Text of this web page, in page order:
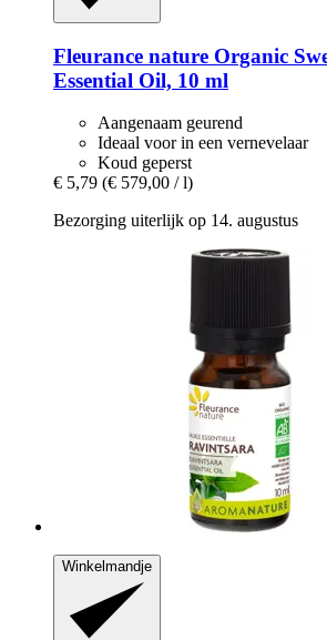
Fleurance nature Organic
Essential Oil, 10 ml
Aangenaam geurend
Ideaal voor in een vernevelaar
Koud geperst
€ 5,79 (€ 579,00 / l)
Bezorging uiterlijk op 14. augustus
Winkelmandje